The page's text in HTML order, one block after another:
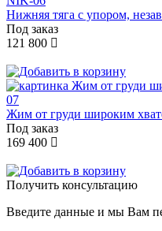
Нижняя тяга с упором,
Под заказ
121 800
Жим от груди широким
Под заказ
169 400
Получить консультацию
Введите данные и мы Вам